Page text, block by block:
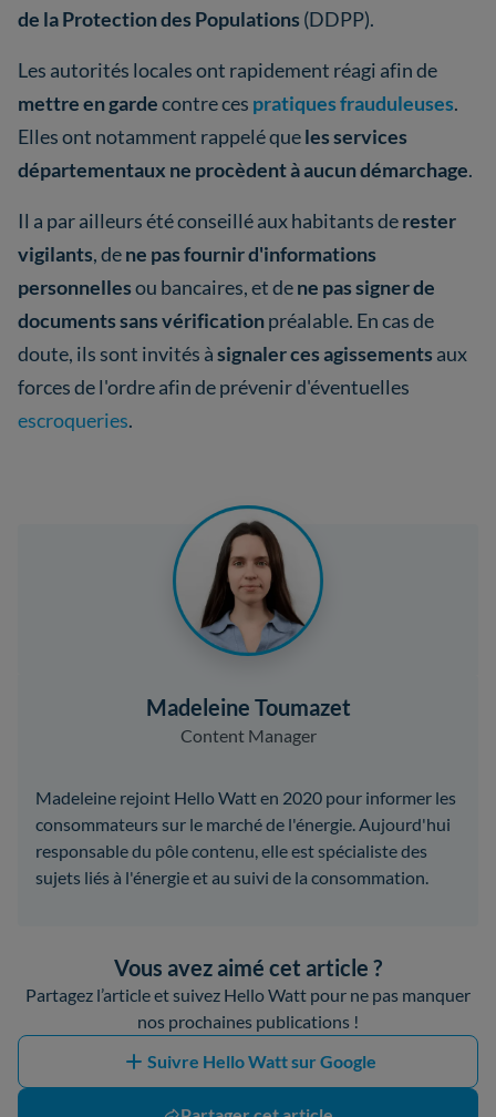
de la Protection des Populations (DDPP).
Les autorités locales ont rapidement réagi afin de
mettre en gardecontre ces pratiques frauduleuses.
Elles ont notamment rappelé queles services
départementaux ne procèdent à aucun démarchage.
Il a par ailleurs été conseillé aux habitants derester
vigilants, dene pas fournir d'informations
personnellesou bancaires, et dene pas signer de
documents sans vérificationpréalable. En cas de
doute, ils sont invités àsignaler ces agissements aux
forces de l'ordre afin de prévenir d'éventuelles
escroqueries.
Madeleine Toumazet
Content Manager
Madeleine rejoint Hello Watt en 2020 pour informer les
consommateurs sur le marché de l'énergie. Aujourd'hui
responsable du pôle contenu, elle est spécialiste des
sujets liés à l'énergie et au suivi de la consommation.
Vous avez aimé cet article ?
Partagez l’article et suivez Hello Watt pour ne pas manquer
nos prochaines publications !
Suivre Hello Watt sur Google